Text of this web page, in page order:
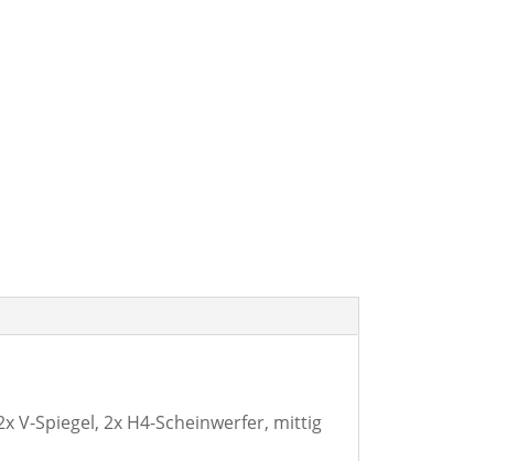
V-Spiegel, 2x H4-Scheinwerfer, mittig